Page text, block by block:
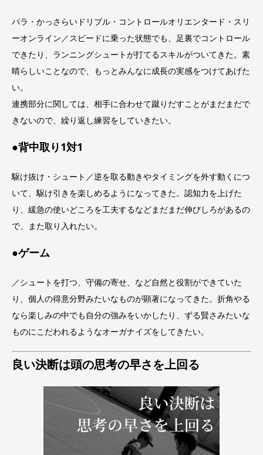
パラ・かっさらいドリブル・コントロールオリエンタード・スリ
ーオンライン／スピードに乗った状態でも、足裏でコントロール
できたり、ランニングシュートが打てるスキルがついてきた。素
晴らしいことなので、もっとみんなに成長の実感をつけてあげた
い。
連携部分に関しては、相手に合わせて蹴りだすことがまだまだで
きないので、繰り返し練習をしていきたい。
●背中取り1対1
駆け抜け・シュート／逆を取る動きやタイミングを外す動くにつ
いて、駆け引きを楽しめるようになってきた。認知力を上げた
り、緩急の使いどころを工夫するなどまだまだ伸びしろがあるの
で、また取り入れたい。
●ゲーム
／シュートを打つ、守備の寄せ、など自然と役割ができていた
り、個人の得意分野みたいなものが顕著になってきた。折角やる
なら楽しみの中でも自分の強みをいかしたり、ずる賢さみたいな
ものにこだわれるようなオーガナイズをしてきたい。
良い決断は頭の思考の早さを上回る